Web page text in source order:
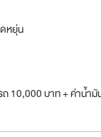
หยุ่น
ถ 10,000 บาท + ค่าน้